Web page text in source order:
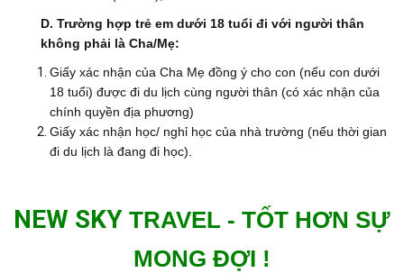
D. Trường hợp trẻ em dưới 18 tuổi đi với người thân
không phải là Cha/Mẹ:
Giấy xác nhận của Cha Mẹ đồng ý cho con (nếu con dưới
18 tuổi) được đi du lịch cùng người thân (có xác nhận của
chính quyền địa phương)
Giấy xác nhận học/ nghỉ học của nhà trường (nếu thời gian
đi du lịch là đang đi học).
NEW SKY TRAVEL - TỐT HƠN SỰ
MONG ĐỢI !